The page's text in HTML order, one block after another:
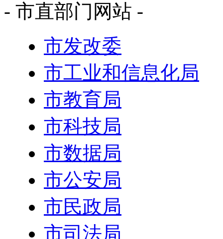
- 市直部门网站 -
市发改委
市工业和信息化局
市教育局
市科技局
市数据局
市公安局
市民政局
市司法局